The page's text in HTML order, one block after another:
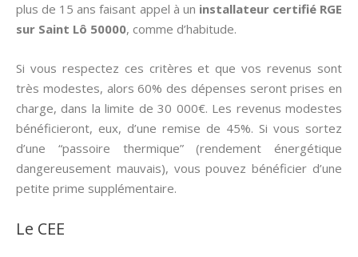
plus de 15 ans faisant appel à un installateur certifié RGE
sur Saint Lô 50000, comme d’habitude.
Si vous respectez ces critères et que vos revenus sont
très modestes, alors 60% des dépenses seront prises en
charge, dans la limite de 30 000€. Les revenus modestes
bénéficieront, eux, d’une remise de 45%. Si vous sortez
d’une “passoire thermique” (rendement énergétique
dangereusement mauvais), vous pouvez bénéficier d’une
petite prime supplémentaire.
Le CEE